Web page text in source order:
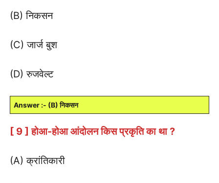
(B) निकसन
(C) जार्ज बुश
(D) रुजवेल्ट
Answer :- (B) निकसन
[ 9 ] होआ-होआ आंदोलन किस प्रकृति का था ?
(A) क्रांतिकारी